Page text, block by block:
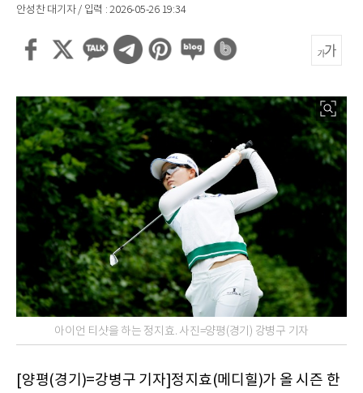
안성찬 대기자 / 입력 : 2026-05-26 19:34
아이언 티샷을 하는 정지효. 사진=양평(경기) 강병구 기자
[양평(경기)=강병구 기자]정지효(메디힐)가 올 시즌 한